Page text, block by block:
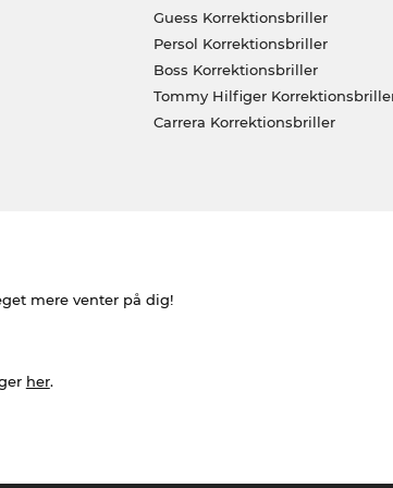
Guess Korrektionsbriller
Persol Korrektionsbriller
Boss Korrektionsbriller
Tommy Hilfiger
Carrera Korrektionsbriller
mere venter på dig!
her.